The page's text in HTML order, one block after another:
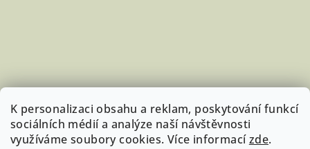
K personalizaci obsahu a reklam, poskytování funkcí
sociálních médií a analýze naší návštěvnosti
využíváme soubory cookies. Více informacízde.